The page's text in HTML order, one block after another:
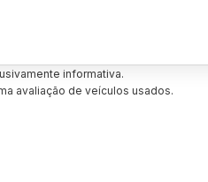
informativa.
avaliação de veículos usados.